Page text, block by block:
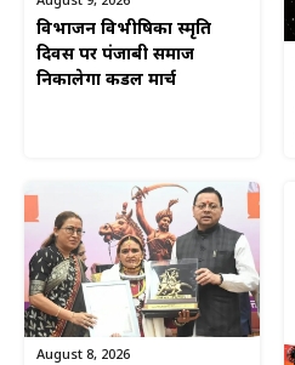
विभाजन विभीषिका स्मृति
दिवस पर पंजाबी समाज
निकालेगा कैंडल मार्च
August 8, 2026